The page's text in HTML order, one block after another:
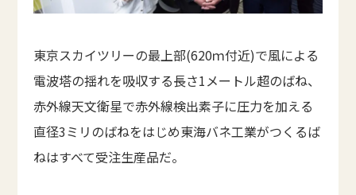
東京スカイツリーの最上部(620ｍ付近)で風による
電波塔の揺れを吸収する長さ1メートル超のばね、
赤外線天文衛星で赤外線検出素子に圧力を加える
直径3ミリのばねをはじめ東海バネ工業がつくるば
ねはすべて受注生産品だ。